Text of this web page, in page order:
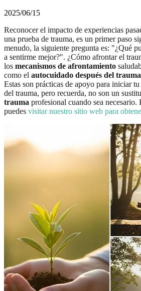
2025/06/15
Reconocer el impacto de experiencias
una prueba de trauma, es un primer paso
menudo, la siguiente pregunta es: "¿Qué
a sentirme mejor?". ¿Cómo afrontar el
los mecanismos de afrontamiento
como el autocuidado después del trauma
Estas son prácticas de apoyo para iniciar
del trauma, pero recuerda, no son un
trauma profesional cuando sea necesario.
puedes visitar nuestro sitio web para